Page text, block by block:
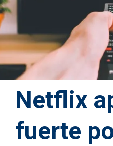
Netflix
fuerte